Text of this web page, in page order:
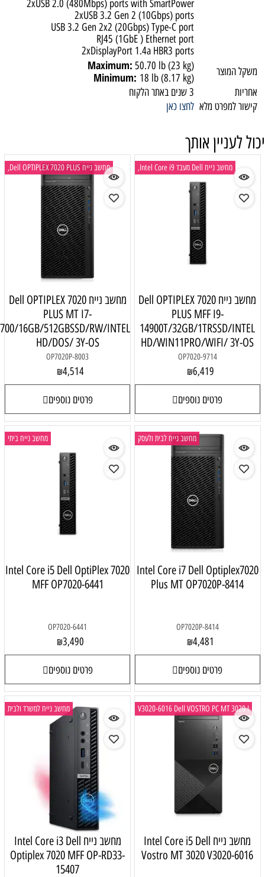
2xUSB 2.0 (480Mbps) ports with SmartPower
2xUSB 3.2 Gen 2 (10Gbps) ports
USB 3.2 Gen 2x2 (20Gbps) Type-C port
RJ45 (1GbE ) Ethernet port
2xDisplayPort 1.4a HBR3 ports
המוצר
Maximum:50.70 lb (23 kg)
Minimum:18 lb (8.17 kg)
למפרט מלא לחצו כאן
לעניין אותך
מחשב נייח Dell מעבד Intel Core i9,
מחשב נייח Dell OPTIPLEX 7020
PLUS MFF I9-
14900T/32GB/1TRSSD/INTEL
HD/WIN11PRO/WIFI/ 3Y-OS
OP7020-9714
₪6,419
פרטים נוספים
מחשב נייח Dell OPTIPLEX 7020 PLUS,
מחשב נייח Dell OPTIPLEX 7020
PLUS MT I7-
14700/16GB/512GBSSD/RW/INTEL
HD/DOS/ 3Y-OS
OP7020P-8003
₪4,514
פרטים נוספים
מחשב נייח לבית ולעסק
Intel Core i7 Dell
Plus MT OP7020P-8414
OP7020P-8414
₪4,481
פרטים נוספים
מחשב נייח ביתי
Intel Core i5 Dell OptiPlex 7020
MFF OP7020-6441
OP7020-6441
₪3,490
פרטים נוספים
V3020-6016 Dell VOSTRO PC MT 3020 I
מחשב נייח Intel Core i5 Dell
Vostro MT 3020 V3020-6016
מחשב נייח למשרד ולבית
מחשב נייח Intel Core i3 Dell
Optiplex 7020 MFF OP-RD33-
15407